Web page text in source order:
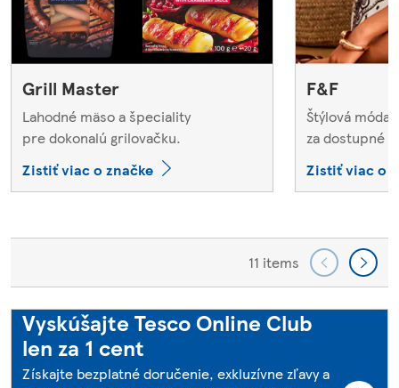
Grill Master
Lahodné mäso a špeciality
pre dokonalú grilovačku.
Zistiť viac o značke
F&F
Štýlová
za dostupné
Zistiť viac o
11 items
Vyskúšajte Tesco Online Club
len za 1 cent
Získajte bezplatné doručenie, exkluzívne zľavy a